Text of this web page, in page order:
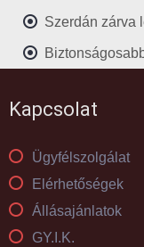
Szerdán zárva
Kapcsolat
Ügyfélszolgálat
Elérhetőségek
Állásajánlatok
GY.I.K.